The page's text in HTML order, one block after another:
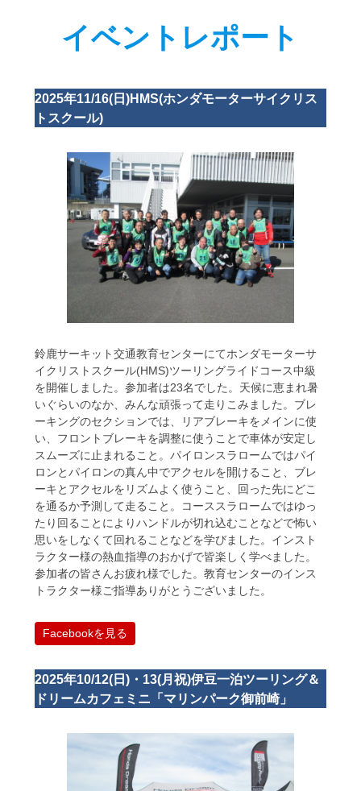
イベントレポート
2025年11/16(日)HMS(ホンダモーターサイクリス
トスクール)
鈴鹿サーキット交通教育センターにてホンダモーターサ
イクリストスクール(HMS)ツーリングライドコース中級
を開催しました。参加者は23名でした。天候に恵まれ暑
いぐらいのなか、みんな頑張って走りこみました。ブレ
ーキングのセクションでは、リアブレーキをメインに使
い、フロントブレーキを調整に使うことで車体が安定し
スムーズに止まれること。パイロンスラロームではパイ
ロンとパイロンの真ん中でアクセルを開けること、ブレ
ーキとアクセルをリズムよく使うこと、回った先にどこ
を通るか予測して走ること。コーススラロームではゆっ
たり回ることによりハンドルが切れ込むことなどで怖い
思いをしなくて回れることなどを学びました。インスト
ラクター様の熱血指導のおかげで皆楽しく学べました。
参加者の皆さんお疲れ様でした。教育センターのインス
トラクター様ご指導ありがとうございました。
Facebookを見る
2025年10/12(日)・13(月祝)伊豆一泊ツーリング＆
ドリームカフェミニ「マリンパーク御前崎」